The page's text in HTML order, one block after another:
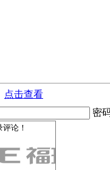
点击查看
密